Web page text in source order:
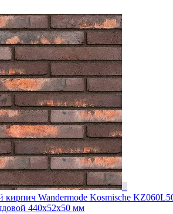
Wandermode Kosmische
440x52x50 мм